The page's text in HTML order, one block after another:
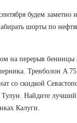
будем
шорты по
на перерыв бенинцы
Тренболон A
со скидкой
Тулун. Найдите
Калуги.